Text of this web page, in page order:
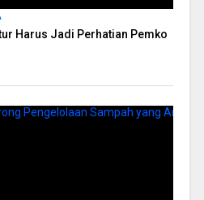
Harus Jadi Perhatian Pemko